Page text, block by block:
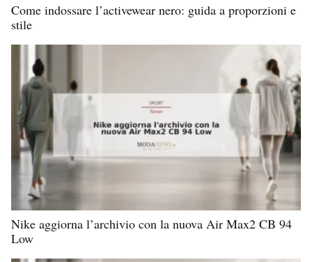
Come indossare l’activewear nero: guida a proporzioni e
stile
Nike aggiorna l’archivio con la nuova Air Max2 CB 94
Low